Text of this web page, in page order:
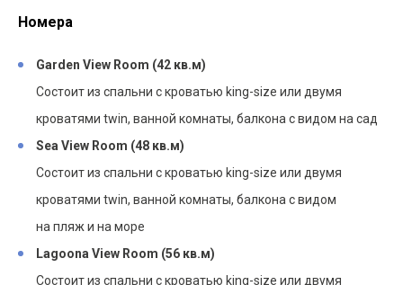
Номера
Garden View Room (42 кв.м)
Состоит из спальни с кроватью king-size или двумя
кроватями twin, ванной комнаты, балкона с видом на сад
Sea View Room (48 кв.м)
Состоит из спальни с кроватью king-size или двумя
кроватями twin, ванной комнаты, балкона с видом
на пляж и на море
Lagoona View Room (56 кв.м)
Состоит из спальни с кроватью king-size или двумя